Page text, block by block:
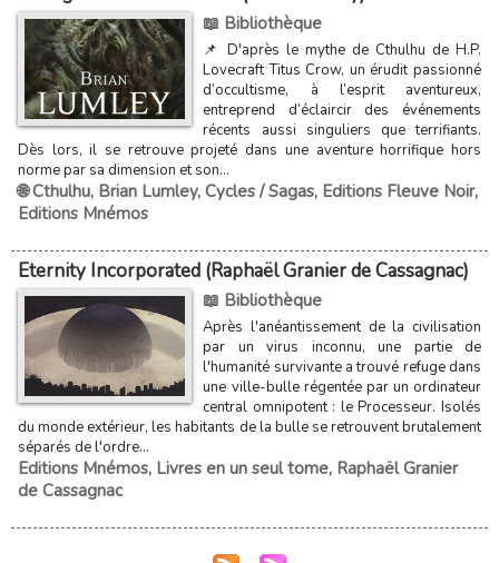
📖 Bibliothèque
📌 D'après le mythe de Cthulhu de H.P.
Lovecraft Titus Crow, un érudit passionné
d’occultisme, à l’esprit aventureux,
entreprend d’éclaircir des événements
récents aussi singuliers que terrifiants.
Dès lors, il se retrouve projeté dans une aventure horrifique hors
norme par sa dimension et son...
🌐 Cthulhu, Brian Lumley, Cycles / Sagas, Editions Fleuve Noir,
Editions Mnémos
Eternity Incorporated (Raphaël Granier de Cassagnac)
📖 Bibliothèque
Après l'anéantissement de la civilisation
par un virus inconnu, une partie de
l'humanité survivante a trouvé refuge dans
une ville-bulle régentée par un ordinateur
central omnipotent : le Processeur. Isolés
du monde extérieur, les habitants de la bulle se retrouvent brutalement
séparés de l'ordre...
Editions Mnémos, Livres en un seul tome, Raphaël Granier
de Cassagnac